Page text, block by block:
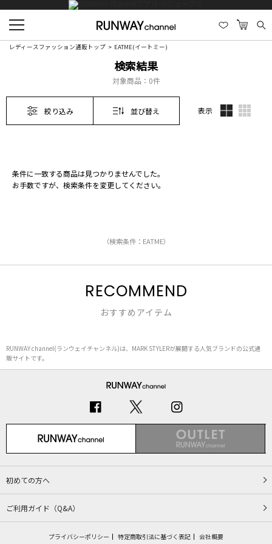
レディースファッション通販トップ EATME(イートミー)
検索結果
対象商品： 0件
絞り込み 並び替え 表示
条件に一致する商品は見つかりませんでした。
お手数ですが、検索条件を変更してください。
（検索条件：EATME）
RECOMMEND
おすすめアイテム
RUNWAY channel(ランウェイチャンネル)は、MARK STYLERが展開する人気ブランドの公式通
販サイトです。
初めての方へ
ご利用ガイド（Q&A）
プライバシーポリシー 特定商取引法に基づく表記 会社概要